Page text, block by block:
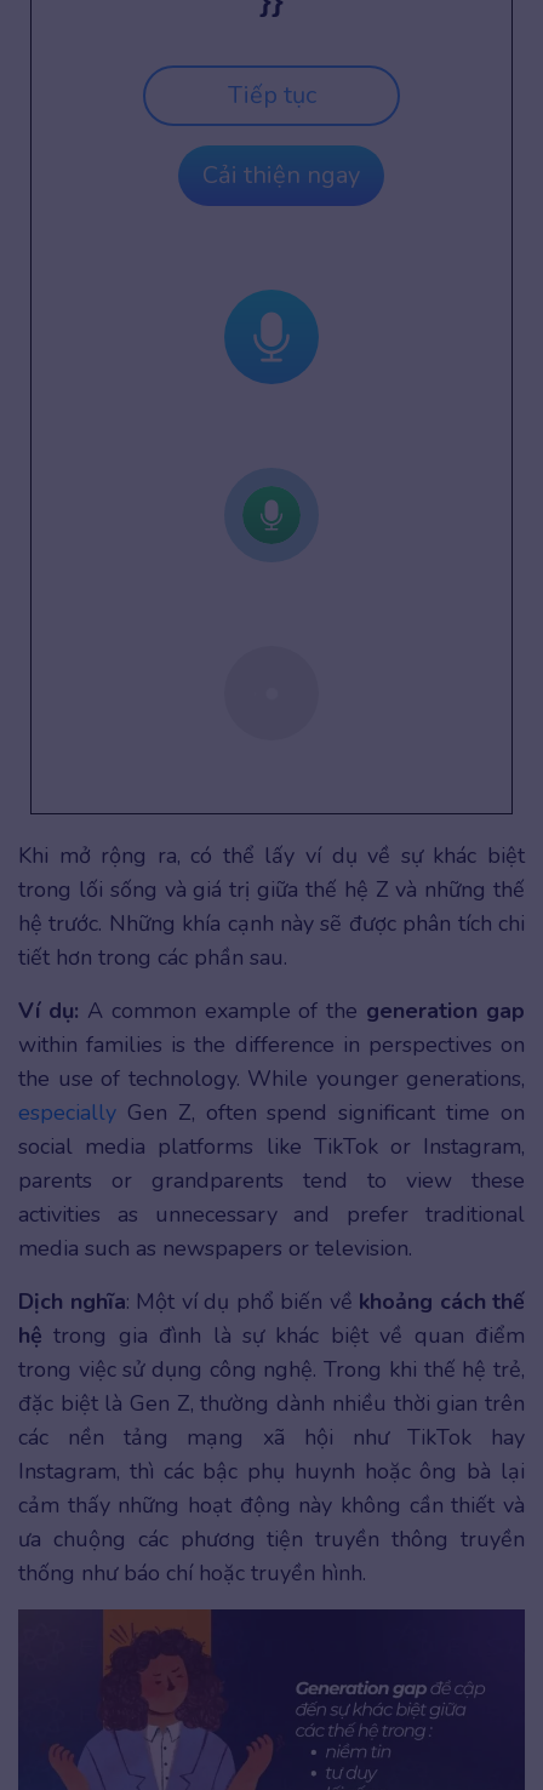
Tiếp tục
Cải thiện ngay
Khi mở rộng ra, có thể lấy ví dụ về sự khác biệt
trong lối sống và giá trị giữa thế hệ Z và những thế
hệ trước. Những khía cạnh này sẽ được phân tích chi
tiết hơn trong các phần sau.
Ví dụ: A common example of the generation gap
within families is the difference in perspectives on
the use of technology. While younger generations,
especially Gen Z, often spend significant time on
social media platforms like TikTok or Instagram,
parents or grandparents tend to view these
activities as unnecessary and prefer traditional
media such as newspapers or television.
Dịch nghĩa: Một ví dụ phổ biến về khoảng cách thế
hệ trong gia đình là sự khác biệt về quan điểm
trong việc sử dụng công nghệ. Trong khi thế hệ trẻ,
đặc biệt là Gen Z, thường dành nhiều thời gian trên
các nền tảng mạng xã hội như TikTok hay
Instagram, thì các bậc phụ huynh hoặc ông bà lại
cảm thấy những hoạt động này không cần thiết và
ưa chuộng các phương tiện truyền thông truyền
thống như báo chí hoặc truyền hình.